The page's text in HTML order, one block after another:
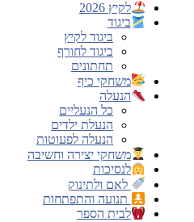
לקיץ 2026
ביגוד
ביגוד לקיץ
ביגוד לחורף
תחתונים
משחקי כיף
הנעלה
כל הנעליים
הנעלת ילדים
הנעלה לפעוטות
משחקי יצירה וחשיבה
לנסיכות
לאם ולתינוק
תנועה והתפתחות
לבית הספר